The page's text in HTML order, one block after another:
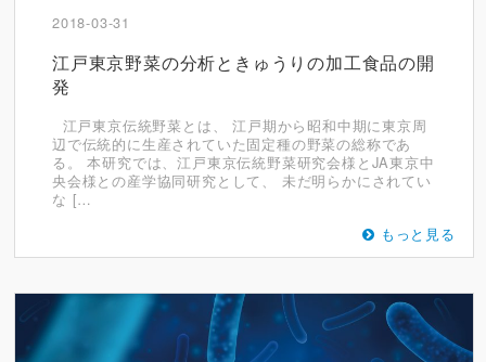
2018-03-31
江戸東京野菜の分析ときゅうりの加工食品の開
発
江戸東京伝統野菜とは、 江戸期から昭和中期に東京周
辺で伝統的に生産されていた固定種の野菜の総称であ
る。 本研究では、江戸東京伝統野菜研究会様とJA東京中
央会様との産学協同研究として、 未だ明らかにされてい
な […
もっと見る